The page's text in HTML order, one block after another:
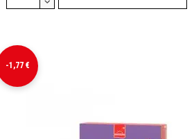
-1,77 €